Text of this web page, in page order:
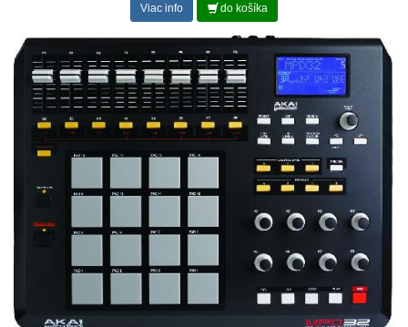
Viac info do košíka